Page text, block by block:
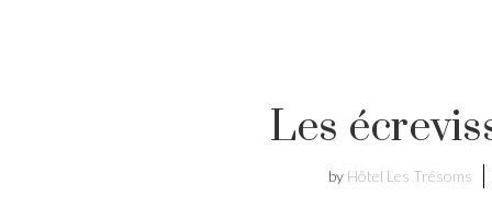
Les
by Hôtel Les Trésoms